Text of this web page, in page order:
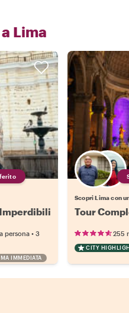
Lima
a persona • 3
IMMEDIATA
Scopri Lima con
Tour
255
CITY